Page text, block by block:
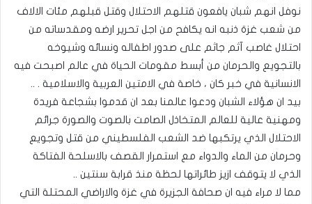
نوفل انهم شبان يافعون قتلهم الاحتلال وقتل قبلهم مئات الالاف
من شعب غزة ذنبه انه يكافح من اجل تحرير ارضه ومقدساته من
احتلال غاصب آثم جاثم على صدور اطفاله ونسائه وشيوخه
بالتجويع والحرمان من أبسط مقومات الحياة في عالم اصبحت فيه
الانسانية في خبر كان ، خاصة في الامتين العربية والاسلامية . ..
بيد ان هؤلاء الشبان ودعوا عالمنا بعد ان قدموا بشجاعة فريدة
ومهنية عالية للعالم المتخاذل الصامت بالصوت والصورة جرائم
الاحتلال الذي يرتكبها ضد الشعب الفلسطيني من قتل وتجويع
وحرمان من الماء والدواء مع استمرار القصف بالاسلحة الفتاكة
الذي لا يتوقف ازيز طائراتها لحظة منذ قرابة سنتين ..
مما لا مراء فيه ان صحافة الجزيرة في غزة والاراضي المحتلة التي